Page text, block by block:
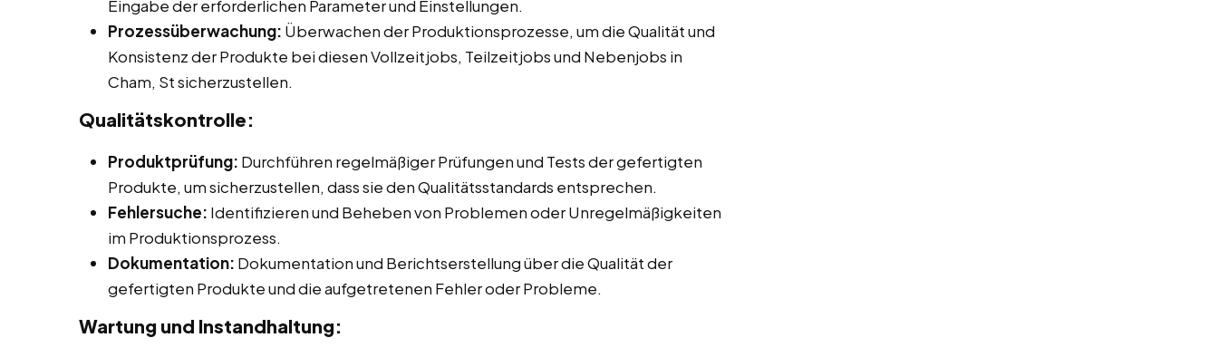
Eingabe der erforderlichen Parameter und Einstellungen.
Prozessüberwachung: Überwachen der Produktionsprozesse, um die Qualität und
Konsistenz der Produkte bei diesen Vollzeitjobs, Teilzeitjobs und Nebenjobs in
Cham, St sicherzustellen.
Qualitätskontrolle:
Produktprüfung: Durchführen regelmäßiger Prüfungen und Tests der gefertigten
Produkte, um sicherzustellen, dass sie den Qualitätsstandards entsprechen.
Fehlersuche: Identifizieren und Beheben von Problemen oder Unregelmäßigkeiten
im Produktionsprozess.
Dokumentation: Dokumentation und Berichtserstellung über die Qualität der
gefertigten Produkte und die aufgetretenen Fehler oder Probleme.
Wartung und Instandhaltung: